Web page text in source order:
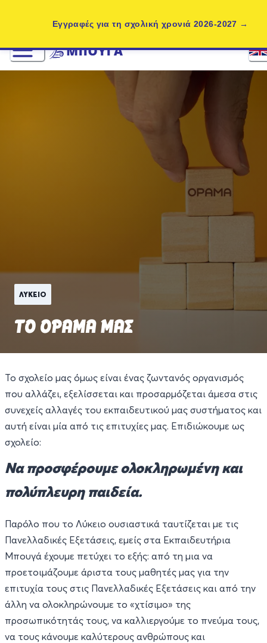
Εγγραφές για τη σχολική χρονιά 2026-2027
ΛΥΚΕΙΟ
ΤΟ ΟΡΑΜΑ ΜΑΣ
Το σχολείο μας όμως είναι ένας ζωντανός οργανισμός
που αλλάζει, εξελίσσεται και προσαρμόζεται άμεσα στις
συνεχείς αλλαγές του εκπαιδευτικού μας συστήματος και
αυτή είναι μία από τις επιτυχίες μας. Επιδιώκουμε ως
σχολείο:
Να προσφέρουμε ολοκληρωμένη και
πολύπλευρη παιδεία.
Παρόλο που το Λύκειο ουσιαστικά ταυτίζεται με τις
Πανελλαδικές Εξετάσεις, εμείς στα Εκπαιδευτήρια
Μπουγά έχουμε πετύχει το εξής: από τη μια να
προετοιμάζουμε άριστα τους μαθητές μας για την
επιτυχία τους στις Πανελλαδικές Εξετάσεις και από την
άλλη να ολοκληρώνουμε το «χτίσιμο» της
προσωπικότητάς τους, να καλλιεργούμε το πνεύμα τους,
να τους κάνουμε καλύτερους ανθρώπους και